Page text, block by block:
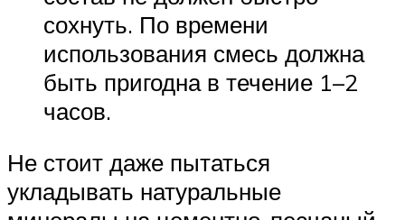
сохнуть. По времени
использования смесь должна
быть пригодна в течение 1–2
часов.
Не стоит даже пытаться
укладывать натуральные